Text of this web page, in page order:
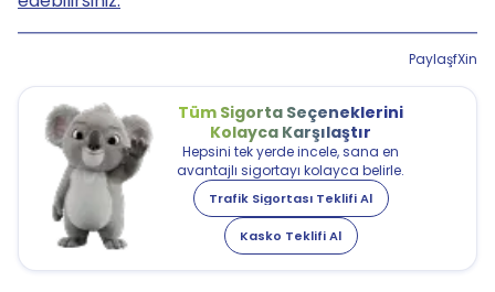
PaylaşfXin
Tüm Sigorta Seçeneklerini
Kolayca Karşılaştır
Hepsini tek yerde incele, sana en
avantajlı sigortayı kolayca belirle.
Trafik Sigortası Teklifi Al
Kasko Teklifi Al